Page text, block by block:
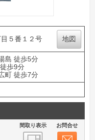
５番１２号 地図
島 徒歩5分
歩9分
町 徒歩7分
間取り表示 お問合せ